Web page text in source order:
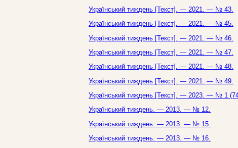
Український тиждень [Текст]. — 2021. — № 43.
Український тиждень [Текст]. — 2021. — № 45.
Український тиждень [Текст]. — 2021. — № 46.
Український тиждень [Текст]. — 2021. — № 47.
Український тиждень [Текст]. — 2021. — № 48.
Український тиждень [Текст]. — 2021. — № 49.
Український тиждень [Текст]. — 2023. — № 1
Український тиждень. — 2013. — № 12.
Український тиждень. — 2013. — № 15.
Український тиждень. — 2013. — № 16.